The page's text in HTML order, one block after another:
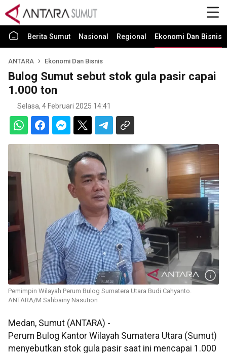
Berita Sumut Nasional Regional Ekonomi Dan Bisnis
ANTARA Ekonomi Dan Bisnis
Bulog Sumut sebut stok gula pasir capai
1.000 ton
Selasa, 4 Februari 2025 14:41
Pemimpin Wilayah Perum Bulog Sumatera Utara Budi Cahyanto.
ANTARA/M Sahbainy Nasution
Medan, Sumut (ANTARA) -
Perum Bulog Kantor Wilayah Sumatera Utara (Sumut)
menyebutkan stok gula pasir saat ini mencapai 1.000